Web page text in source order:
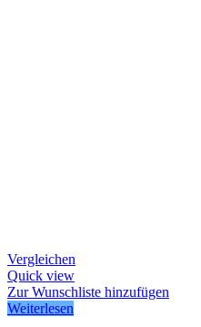
Vergleichen
Quick view
Zur Wunschliste hinzufügen
Weiterlesen